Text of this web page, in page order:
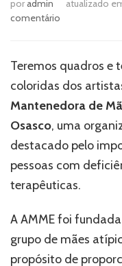
poradmin atualizado
comentário
dos
Artistas
com
de
suas
Oficinas
Teremos quadros e
coloridas dos
Mantenedora de
Osasco, uma
destacado pelo
pessoas com
terapêuticas.
A AMME foi
grupo de mães
propósito de